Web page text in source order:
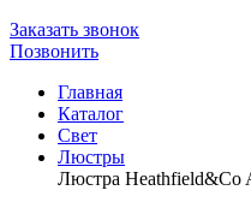
Заказать звонок
Позвонить
Главная
Каталог
Свет
Люстры
Люстра